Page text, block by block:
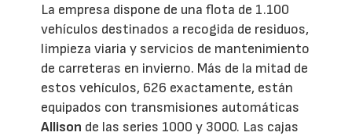
La empresa dispone de una flota de 1.100
vehículos destinados a recogida de residuos,
limpieza viaria y servicios de mantenimiento
de carreteras en invierno. Más de la mitad de
estos vehículos, 626 exactamente, están
equipados con transmisiones automáticas
Allison de las series 1000 y 3000. Las cajas